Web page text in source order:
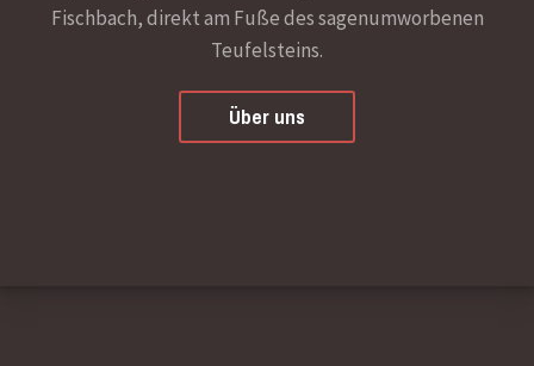
Fischbach, direkt am Fuße des sagenumworbenen
Teufelsteins.
Über uns